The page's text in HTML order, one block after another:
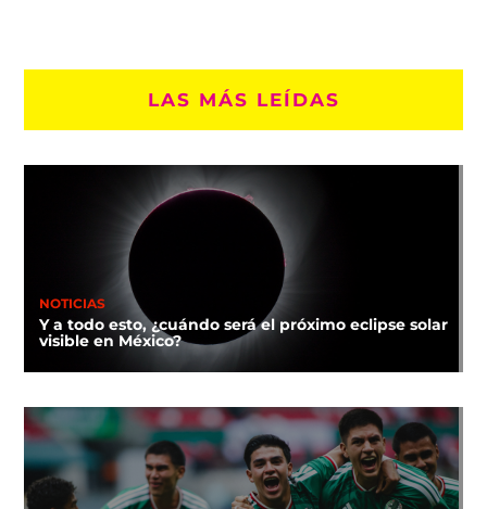
LAS MÁS LEÍDAS
NOTICIAS
Y a todo esto, ¿cuándo será el próximo eclipse solar
visible en México?